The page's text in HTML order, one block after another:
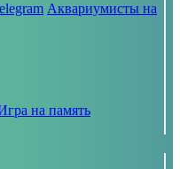
Аквариумисты на
на память